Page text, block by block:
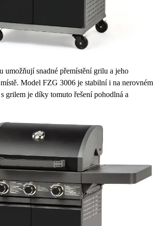
umožňují snadné přemístění grilu a jeho
Model FZG 3006 je stabilní i na nerovném
grilem je díky tomuto řešení pohodlná a